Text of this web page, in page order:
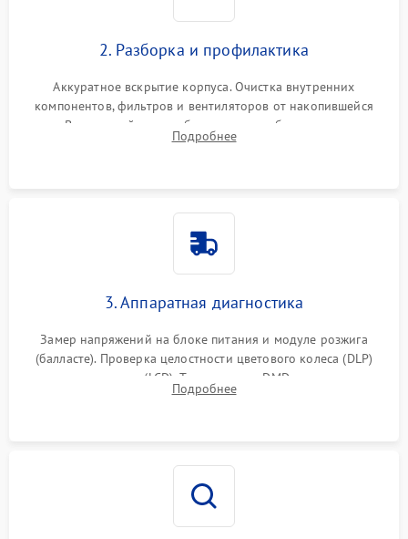
2. Разборка и профилактика
Аккуратное вскрытие корпуса. Очистка внутренних
компонентов, фильтров и вентиляторов от накопившейся
пыли. Визуальный осмотр блока питания, балласта лампы и
материнской платы на наличие прогаров или вздутых
Подробнее
3. Аппаратная диагностика
Замер напряжений на блоке питания и модуле розжига
(балласте). Проверка целостности цветового колеса (DLP)
или поляризаторов (LCD). Тестирование DMD-чипа, датчиков
температуры и оптопар с помощью мультиметра и
Подробнее